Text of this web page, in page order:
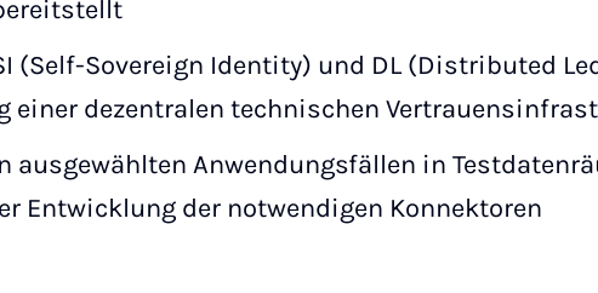
(Self-Sovereign Identity) und DL (Distributed
einer dezentralen technischen
ausgewählten Anwendungsfällen in
Entwicklung der notwendigen Konnektoren